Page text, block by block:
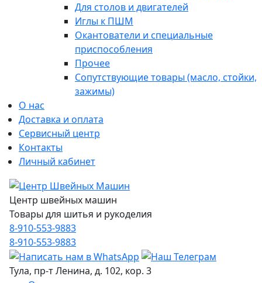
Для столов и двигателей
Иглы к ПШМ
Окантователи и специальные
приспособления
Прочее
Сопутствующие товары (масло, стойки,
зажимы)
О нас
Доставка и оплата
Сервисный центр
Контакты
Личный кабинет
Центр швейных машин
Товары для шитья и рукоделия
8-910-553-9883
8-910-553-9883
Тула, пр-т Ленина, д. 102, кор. 3